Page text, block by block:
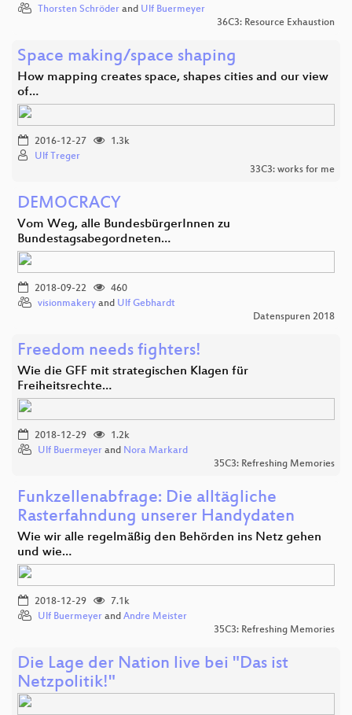
Thorsten Schröder and Ulf Buermeyer
36C3: Resource Exhaustion
Space making/space shaping
How mapping creates space, shapes cities and our view
of…
2016-12-27
1.3k
Ulf Treger
33C3: works for me
DEMOCRACY
Vom Weg, alle BundesbürgerInnen zu
Bundestagsabegordneten…
2018-09-22
460
visionmakery and Ulf Gebhardt
Datenspuren 2018
Freedom needs fighters!
Wie die GFF mit strategischen Klagen für
Freiheitsrechte…
2018-12-29
1.2k
Ulf Buermeyer and Nora Markard
35C3: Refreshing Memories
Funkzellenabfrage: Die alltägliche
Rasterfahndung unserer Handydaten
Wie wir alle regelmäßig den Behörden ins Netz gehen
und wie…
2018-12-29
7.1k
Ulf Buermeyer and Andre Meister
35C3: Refreshing Memories
Die Lage der Nation live bei "Das ist
Netzpolitik!"